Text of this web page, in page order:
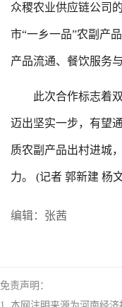
众稷农业供应链公司
市“一乡一品”农副产
产品流通、餐饮服务
此次合作标志着双
迈出坚实一步，有望
质农副产品出村进城
力。 (记者 郭新建 杨
编辑：张茜
免责声明：